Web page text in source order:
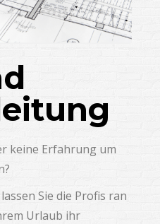
keine Erfahrung um
Sie die Profis ran
Urlaub ihr